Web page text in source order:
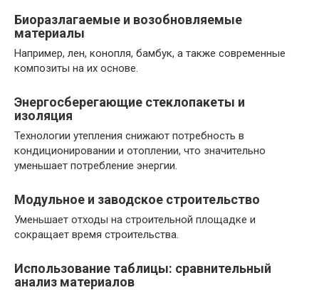
Биоразлагаемые и возобновляемые
материалы
Например, лен, конопля, бамбук, а также современные
композиты на их основе.
Энергосберегающие стеклопакеты и
изоляция
Технологии утепления снижают потребность в
кондиционировании и отоплении, что значительно
уменьшает потребление энергии.
Модульное и заводское строительство
Уменьшает отходы на строительной площадке и
сокращает время строительства.
Использование таблицы: сравнительный
анализ материалов